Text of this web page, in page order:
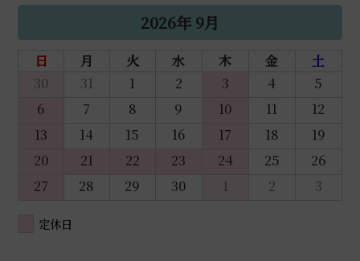
2026年 9月
日 月 火 水 木 金
土
30
31 1 2 3 4
5
6
7 8 9 10 11
12
13
14 15 16 17 18
19
20
21 22 23 24 25
26
27
28 29 30 1 2 3
定休日